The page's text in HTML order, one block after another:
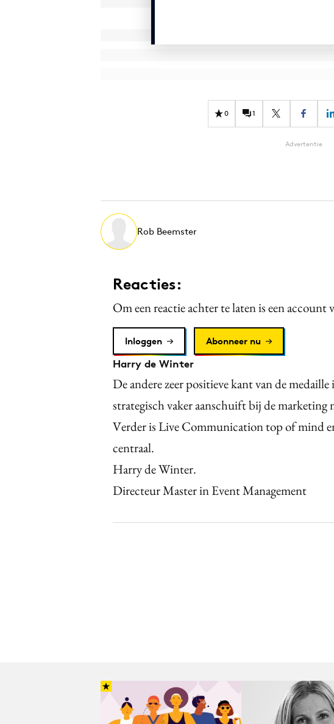
0 1
Advertentie
Rob Beemster
Reacties:
Om een reactie achter te laten is een account
Inloggen Abonneer nu
Harry de Winter
De andere zeer positieve kant van de medaille
strategisch vaker aanschuift bij de marketing
Verder is Live Communication top of mind
centraal.
Harry de Winter.
Directeur Master in Event Management